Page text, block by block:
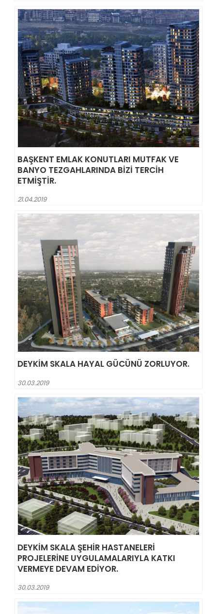
BAŞKENT EMLAK KONUTLARI MUTFAK VE
BANYO TEZGAHLARINDA BIZI TERCIH
ETMIŞTIR.
21.04.2019
DEYKIM SKALA HAYAL GÜCÜNÜ ZORLUYOR.
30.03.2019
DEYKIM SKALA ŞEHIR HASTANELERI
PROJELERINE UYGULAMALARIYLA KATKI
VERMEYE DEVAM EDIYOR.
30.03.2019